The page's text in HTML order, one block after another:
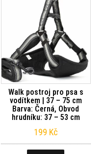
Walk postroj pro psa s
vodítkem | 37 – 75 cm
Barva: Černá, Obvod
hrudníku: 37 – 53 cm
199 Kč